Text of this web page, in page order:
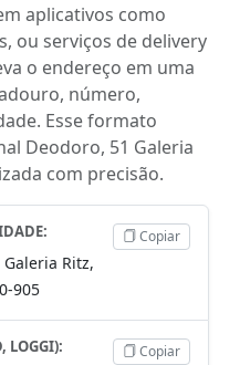
aplicativos como
ou serviços de delivery
o endereço em uma
número,
Esse formato
Deodoro, 51 Galeria
com precisão.
Ritz,
905
Copiar
LOGGI): Copiar